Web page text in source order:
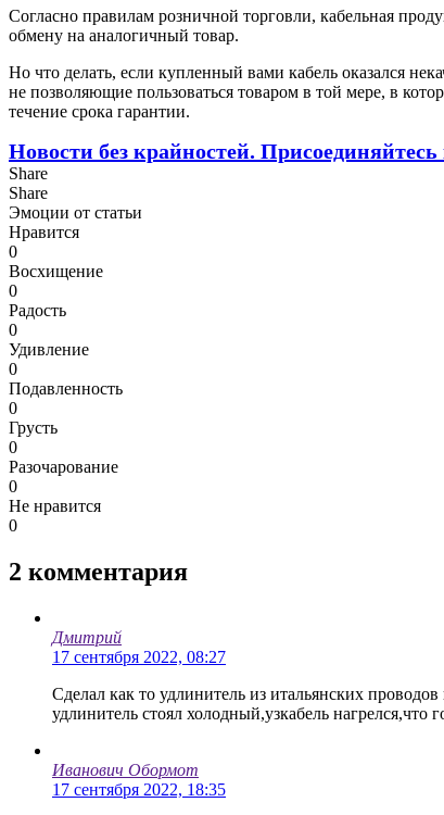
Согласно правилам розничной торговли, кабельная
обмену на аналогичный товар.
Но что делать, если купленный вами кабель оказался
не позволяющие пользоваться товаром в той мере, в
течение срока гарантии.
Новости без крайностей.
Share
Share
Эмоции от статьи
Нравится
0
Восхищение
0
Радость
0
Удивление
0
Подавленность
0
Грусть
0
Разочарование
0
Не нравится
0
2 комментария
Дмитрий
17 сентября 2022, 08:27
Сделал как то удлинитель из итальянских
удлинитель стоял холодный,узкабель нагрелся,что
Иванович Обормот
17 сентября 2022, 18:35